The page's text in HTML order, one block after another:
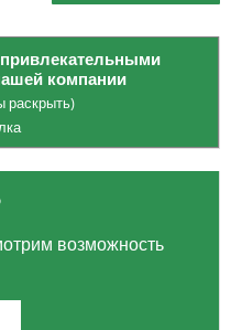
компании
раскрыть)
: платите только за
тысяч рублей.
компании.
возможность